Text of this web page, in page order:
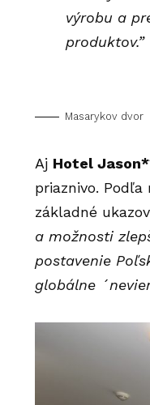
výrobu a
produktov.”
Masarykov dvor
Aj Hotel
priaznivo.
základné
a možnosti
postavenie
globálne